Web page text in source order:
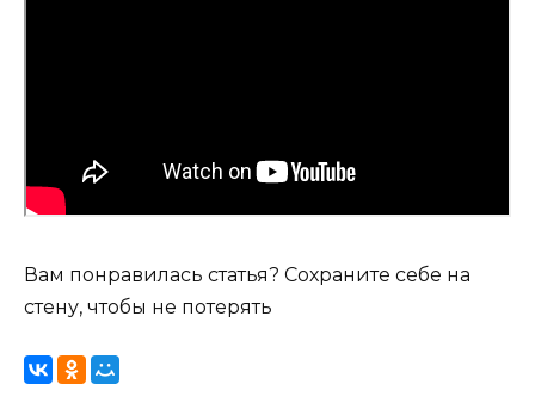
Вам понравилась статья? Сохраните себе на
стену, чтобы не потерять